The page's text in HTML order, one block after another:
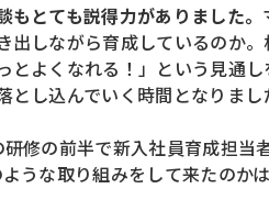
もとても説得力がありました。
出しながら育成しているのか
とよくなれる！」という見通
し込んでいく時間となりまし
修の前半で新入社員育成担
うな取り組みをして来たのか